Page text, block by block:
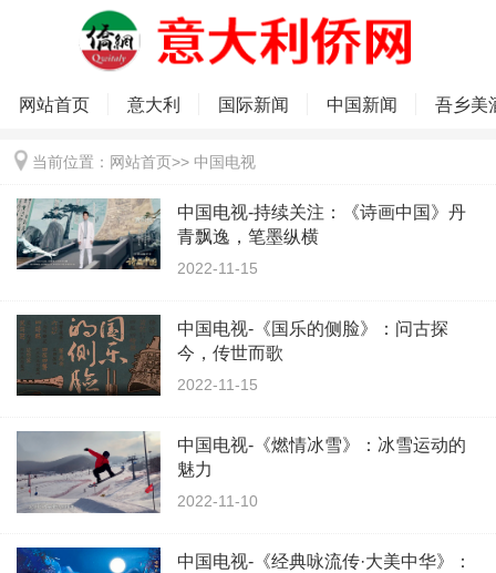
网站首页 意大利 国际新闻 中国新闻 吾乡美
当前位置： 网站首页>> 中国电视
中国电视-持续关注：《诗画中国》丹
青飘逸，笔墨纵横
2022-11-15
中国电视-《国乐的侧脸》：问古探
今，传世而歌
2022-11-15
中国电视-《燃情冰雪》：冰雪运动的
魅力
2022-11-10
中国电视-《经典咏流传·大美中华》：